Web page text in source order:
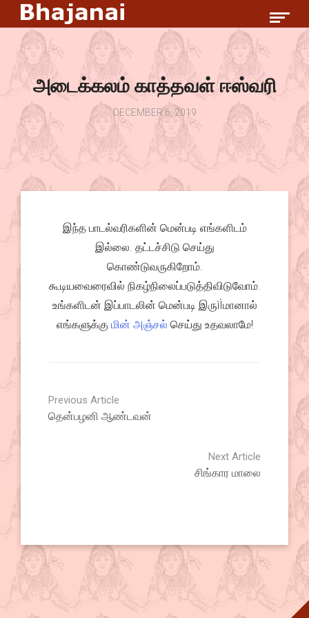
அடைக்கலம் காத்தவள் ஈஸ்வரி
DECEMBER 6, 2019
இந்த பாடல்வரிகளின் மென்படி எங்களிடம்
இல்லை. தட்டச்சிடு செய்து
கொண்டுவருகிறோம்.
கூடியவைரைவில் நிகழ்நிலைப்படுத்திவிடுவோம்.
உங்களிடன் இப்பாடலின் மென்படி இருìÌமானால்
எங்களுக்கு மின் அஞ்சல் செய்து உதவலாமே!
Previous Article
தென்பழனி ஆண்டவன்
Next Article
சிங்கார மாலை